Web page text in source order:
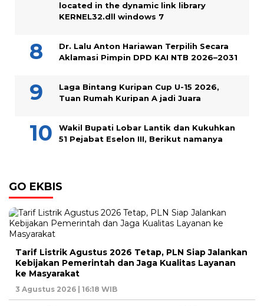
located in the dynamic link library
KERNEL32.dll windows 7
Dr. Lalu Anton Hariawan Terpilih Secara
Aklamasi Pimpin DPD KAI NTB 2026–2031
Laga Bintang Kuripan Cup U-15 2026,
Tuan Rumah Kuripan A jadi Juara
Wakil Bupati Lobar Lantik dan Kukuhkan
51 Pejabat Eselon III, Berikut namanya
GO EKBIS
Tarif Listrik Agustus 2026 Tetap, PLN Siap Jalankan
Kebijakan Pemerintah dan Jaga Kualitas Layanan
ke Masyarakat
3 Agustus 2026 | 16:18 WIB